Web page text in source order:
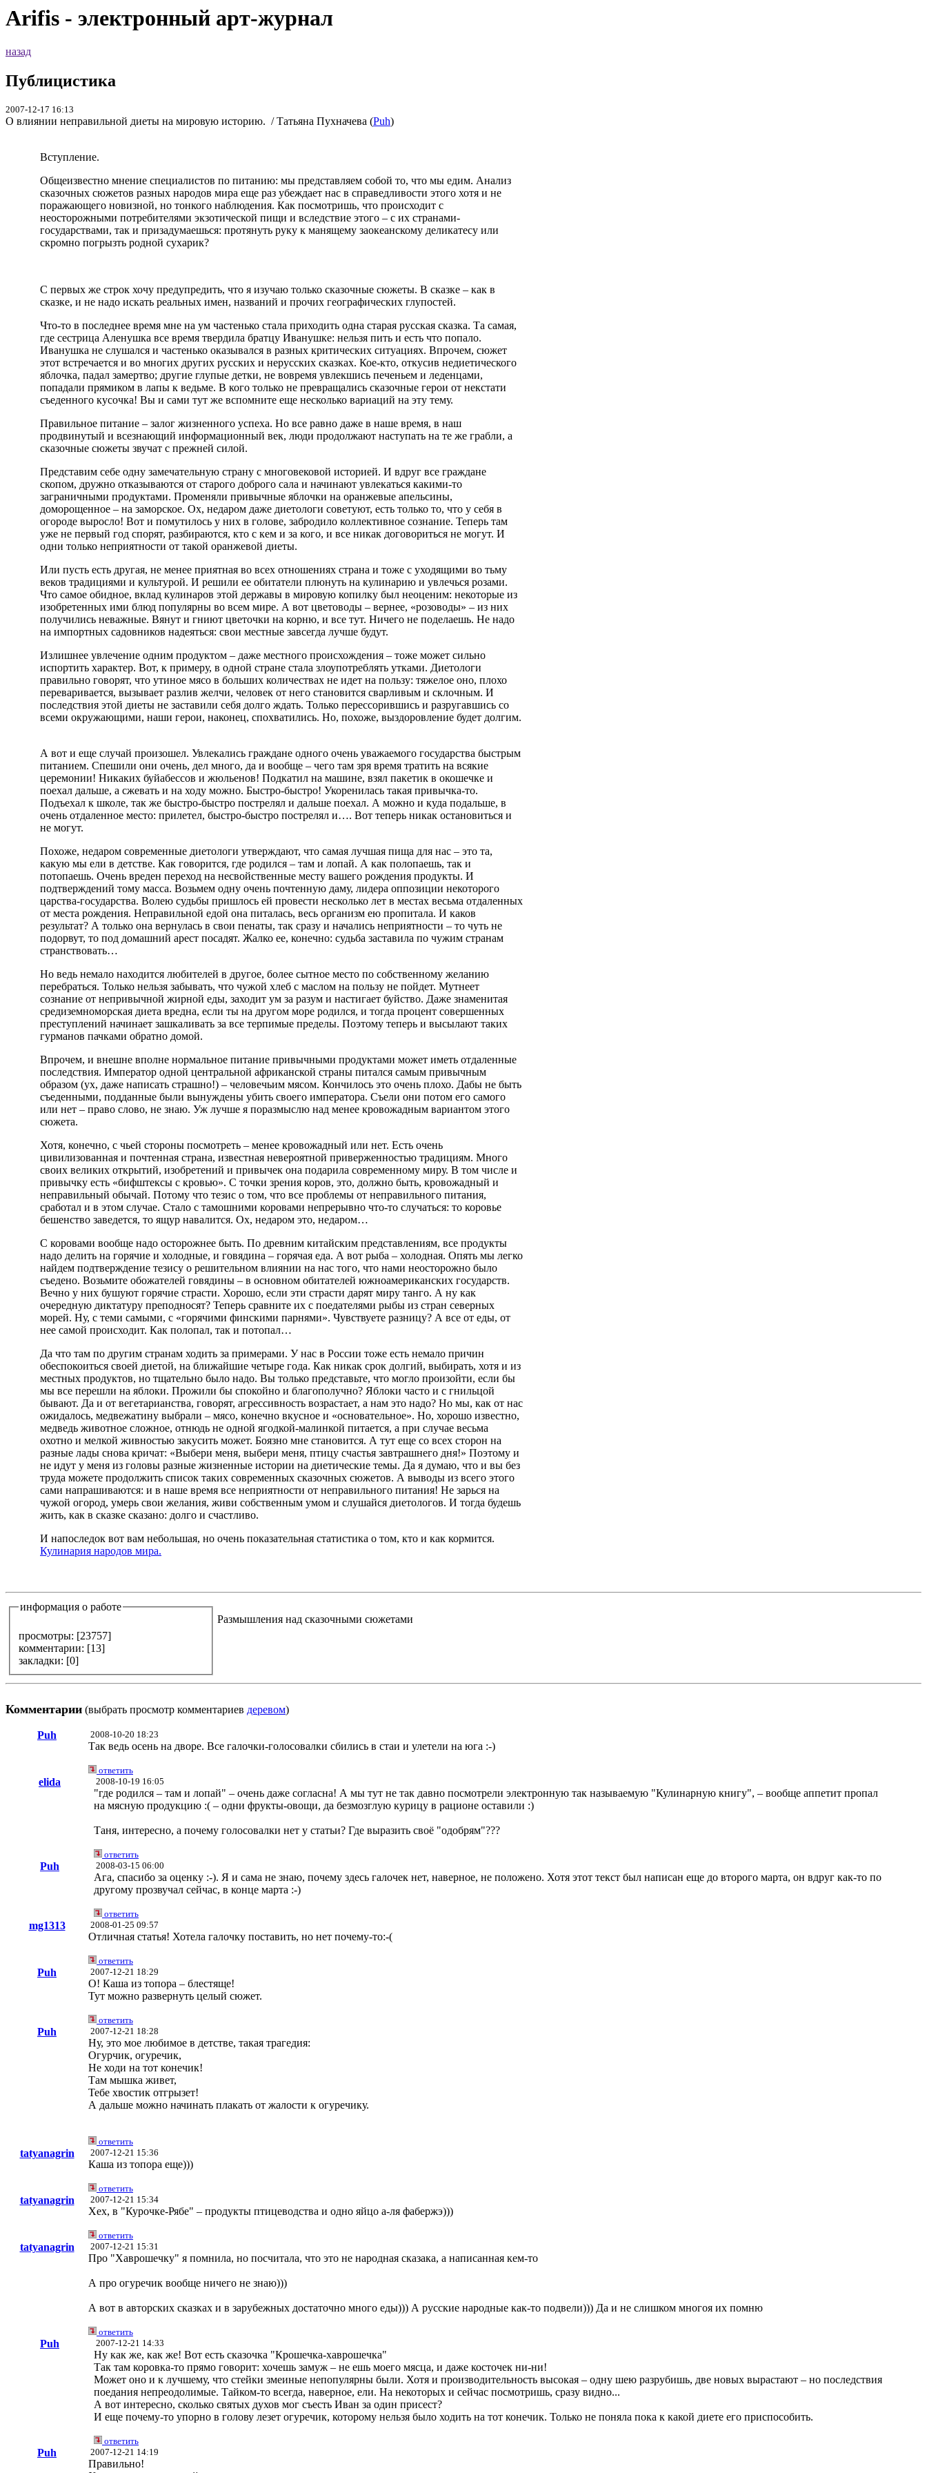
Arifis - электронный арт-журнал
назад
Публицистика
2007-12-17 16:13
О влиянии неправильной диеты на мировую историю. / Татьяна Пухначева (Puh)
Вступление.
Общеизвестно мнение специалистов по питанию: мы представляем собой то, что мы едим. Анализ
сказочных сюжетов разных народов мира еще раз убеждает нас в справедливости этого хотя и не
поражающего новизной, но тонкого наблюдения. Как посмотришь, что происходит с
неосторожными потребителями экзотической пищи и вследствие этого – с их странами-
государствами, так и призадумаешься: протянуть руку к манящему заокеанскому деликатесу или
скромно погрызть родной сухарик?
С первых же строк хочу предупредить, что я изучаю только сказочные сюжеты. В сказке – как в
сказке, и не надо искать реальных имен, названий и прочих географических глупостей.
Что-то в последнее время мне на ум частенько стала приходить одна старая русская сказка. Та самая,
где сестрица Аленушка все время твердила братцу Иванушке: нельзя пить и есть что попало.
Иванушка не слушался и частенько оказывался в разных критических ситуациях. Впрочем, сюжет
этот встречается и во многих других русских и нерусских сказках. Кое-кто, откусив недиетического
яблочка, падал замертво; другие глупые детки, не вовремя увлекшись печеньем и леденцами,
попадали прямиком в лапы к ведьме. В кого только не превращались сказочные герои от некстати
съеденного кусочка! Вы и сами тут же вспомните еще несколько вариаций на эту тему.
Правильное питание – залог жизненного успеха. Но все равно даже в наше время, в наш
продвинутый и всезнающий информационный век, люди продолжают наступать на те же грабли, а
сказочные сюжеты звучат с прежней силой.
Представим себе одну замечательную страну с многовековой историей. И вдруг все граждане
скопом, дружно отказываются от старого доброго сала и начинают увлекаться какими-то
заграничными продуктами. Променяли привычные яблочки на оранжевые апельсины,
доморощенное – на заморское. Ох, недаром даже диетологи советуют, есть только то, что у себя в
огороде выросло! Вот и помутилось у них в голове, забродило коллективное сознание. Теперь там
уже не первый год спорят, разбираются, кто с кем и за кого, и все никак договориться не могут. И
одни только неприятности от такой оранжевой диеты.
Или пусть есть другая, не менее приятная во всех отношениях страна и тоже с уходящими во тьму
веков традициями и культурой. И решили ее обитатели плюнуть на кулинарию и увлечься розами.
Что самое обидное, вклад кулинаров этой державы в мировую копилку был неоценим: некоторые из
изобретенных ими блюд популярны во всем мире. А вот цветоводы – вернее, «розоводы» – из них
получились неважные. Вянут и гниют цветочки на корню, и все тут. Ничего не поделаешь. Не надо
на импортных садовников надеяться: свои местные завсегда лучше будут.
Излишнее увлечение одним продуктом – даже местного происхождения – тоже может сильно
испортить характер. Вот, к примеру, в одной стране стала злоупотреблять утками. Диетологи
правильно говорят, что утиное мясо в больших количествах не идет на пользу: тяжелое оно, плохо
переваривается, вызывает разлив желчи, человек от него становится сварливым и склочным. И
последствия этой диеты не заставили себя долго ждать. Только перессорившись и разругавшись со
всеми окружающими, наши герои, наконец, спохватились. Но, похоже, выздоровление будет долгим.
А вот и еще случай произошел. Увлекались граждане одного очень уважаемого государства быстрым
питанием. Спешили они очень, дел много, да и вообще – чего там зря время тратить на всякие
церемонии! Никаких буйабессов и жюльенов! Подкатил на машине, взял пакетик в окошечке и
поехал дальше, а сжевать и на ходу можно. Быстро-быстро! Укоренилась такая привычка-то.
Подъехал к школе, так же быстро-быстро пострелял и дальше поехал. А можно и куда подальше, в
очень отдаленное место: прилетел, быстро-быстро пострелял и…. Вот теперь никак остановиться и
не могут.
Похоже, недаром современные диетологи утверждают, что самая лучшая пища для нас – это та,
какую мы ели в детстве. Как говорится, где родился – там и лопай. А как полопаешь, так и
потопаешь. Очень вреден переход на несвойственные месту вашего рождения продукты. И
подтверждений тому масса. Возьмем одну очень почтенную даму, лидера оппозиции некоторого
царства-государства. Волею судьбы пришлось ей провести несколько лет в местах весьма отдаленных
от места рождения. Неправильной едой она питалась, весь организм ею пропитала. И каков
результат? А только она вернулась в свои пенаты, так сразу и начались неприятности – то чуть не
подорвут, то под домашний арест посадят. Жалко ее, конечно: судьба заставила по чужим странам
странствовать…
Но ведь немало находится любителей в другое, более сытное место по собственному желанию
перебраться. Только нельзя забывать, что чужой хлеб с маслом на пользу не пойдет. Мутнеет
сознание от непривычной жирной еды, заходит ум за разум и настигает буйство. Даже знаменитая
средиземноморская диета вредна, если ты на другом море родился, и тогда процент совершенных
преступлений начинает зашкаливать за все терпимые пределы. Поэтому теперь и высылают таких
гурманов пачками обратно домой.
Впрочем, и внешне вполне нормальное питание привычными продуктами может иметь отдаленные
последствия. Император одной центральной африканской страны питался самым привычным
образом (ух, даже написать страшно!) – человечьим мясом. Кончилось это очень плохо. Дабы не быть
съеденными, подданные были вынуждены убить своего императора. Съели они потом его самого
или нет – право слово, не знаю. Уж лучше я поразмыслю над менее кровожадным вариантом этого
сюжета.
Хотя, конечно, с чьей стороны посмотреть – менее кровожадный или нет. Есть очень
цивилизованная и почтенная страна, известная невероятной приверженностью традициям. Много
своих великих открытий, изобретений и привычек она подарила современному миру. В том числе и
привычку есть «бифштексы с кровью». С точки зрения коров, это, должно быть, кровожадный и
неправильный обычай. Потому что тезис о том, что все проблемы от неправильного питания,
сработал и в этом случае. Стало с тамошними коровами непрерывно что-то случаться: то коровье
бешенство заведется, то ящур навалится. Ох, недаром это, недаром…
С коровами вообще надо осторожнее быть. По древним китайским представлениям, все продукты
надо делить на горячие и холодные, и говядина – горячая еда. А вот рыба – холодная. Опять мы легко
найдем подтверждение тезису о решительном влиянии на нас того, что нами неосторожно было
съедено. Возьмите обожателей говядины – в основном обитателей южноамериканских государств.
Вечно у них бушуют горячие страсти. Хорошо, если эти страсти дарят миру танго. А ну как
очередную диктатуру преподносят? Теперь сравните их с поедателями рыбы из стран северных
морей. Ну, с теми самыми, с «горячими финскими парнями». Чувствуете разницу? А все от еды, от
нее самой происходит. Как полопал, так и потопал…
Да что там по другим странам ходить за примерами. У нас в России тоже есть немало причин
обеспокоиться своей диетой, на ближайшие четыре года. Как никак срок долгий, выбирать, хотя и из
местных продуктов, но тщательно было надо. Вы только представьте, что могло произойти, если бы
мы все перешли на яблоки. Прожили бы спокойно и благополучно? Яблоки часто и с гнильцой
бывают. Да и от вегетарианства, говорят, агрессивность возрастает, а нам это надо? Но мы, как от нас
ожидалось, медвежатину выбрали – мясо, конечно вкусное и «основательное». Но, хорошо известно,
медведь животное сложное, отнюдь не одной ягодкой-малинкой питается, а при случае весьма
охотно и мелкой живностью закусить может. Боязно мне становится. А тут еще со всех сторон на
разные лады снова кричат: «Выбери меня, выбери меня, птицу счастья завтрашнего дня!» Поэтому и
не идут у меня из головы разные жизненные истории на диетические темы. Да я думаю, что и вы без
труда можете продолжить список таких современных сказочных сюжетов. А выводы из всего этого
сами напрашиваются: и в наше время все неприятности от неправильного питания! Не зарься на
чужой огород, умерь свои желания, живи собственным умом и слушайся диетологов. И тогда будешь
жить, как в сказке сказано: долго и счастливо.
И напоследок вот вам небольшая, но очень показательная статистика о том, кто и как кормится.
Кулинария народов мира.
информация о работе
просмотры: [23757]
комментарии: [13]
закладки: [0]
Размышления над сказочными сюжетами
Комментарии (выбрать просмотр комментариев деревом)
Puh 2008-10-20 18:23
Так ведь осень на дворе. Все галочки-голосовалки сбились в стаи и улетели на юга :-)
ответить
elida 2008-10-19 16:05
"где родился – там и лопай" – очень даже согласна! А мы тут не так давно посмотрели электронную так называемую "Кулинарную книгу", – вообще аппетит пропал
на мясную продукцию :( – одни фрукты-овощи, да безмозглую курицу в рационе оставили :)
Таня, интересно, а почему голосовалки нет у статьи? Где выразить своё "одобрям"???
ответить
Puh 2008-03-15 06:00
Ага, спасибо за оценку :-). Я и сама не знаю, почему здесь галочек нет, наверное, не положено. Хотя этот текст был написан еще до второго марта, он вдруг как-то по
другому прозвучал сейчас, в конце марта :-)
ответить
mg1313 2008-01-25 09:57
Отличная статья! Хотела галочку поставить, но нет почему-то:-(
ответить
Puh 2007-12-21 18:29
О! Каша из топора – блестяще!
Тут можно развернуть целый сюжет.
ответить
Puh 2007-12-21 18:28
Ну, это мое любимое в детстве, такая трагедия:
Огурчик, огуречик,
Не ходи на тот конечик!
Там мышка живет,
Тебе хвостик отгрызет!
А дальше можно начинать плакать от жалости к огуречику.
ответить
tatyanagrin 2007-12-21 15:36
Каша из топора еще)))
ответить
tatyanagrin 2007-12-21 15:34
Хех, в "Курочке-Рябе" – продукты птицеводства и одно яйцо а-ля фабержэ)))
ответить
tatyanagrin 2007-12-21 15:31
Про "Хаврошечку" я помнила, но посчитала, что это не народная сказака, а написанная кем-то
А про огуречик вообще ничего не знаю)))
А вот в авторских сказках и в зарубежных достаточно много еды))) А русские народные как-то подвели))) Да и не слишком многоя их помню
ответить
Puh 2007-12-21 14:33
Ну как же, как же! Вот есть сказочка "Крошечка-хаврошечка"
Так там коровка-то прямо говорит: хочешь замуж – не ешь моего мясца, и даже косточек ни-ни!
Может оно и к лучшему, что стейки змеиные непопулярны были. Хотя и производительность высокая – одну шею разрубишь, две новых вырастают – но последствия
поедания непреодолимые. Тайком-то всегда, наверное, ели. На некоторых и сейчас посмотришь, сразу видно...
А вот интересно, сколько святых духов мог съесть Иван за один присест?
И еще почему-то упорно в голову лезет огуречик, которому нельзя было ходить на тот конечик. Только не поняла пока к какой диете его приспособить.
ответить
Puh 2007-12-21 14:19
Правильно!